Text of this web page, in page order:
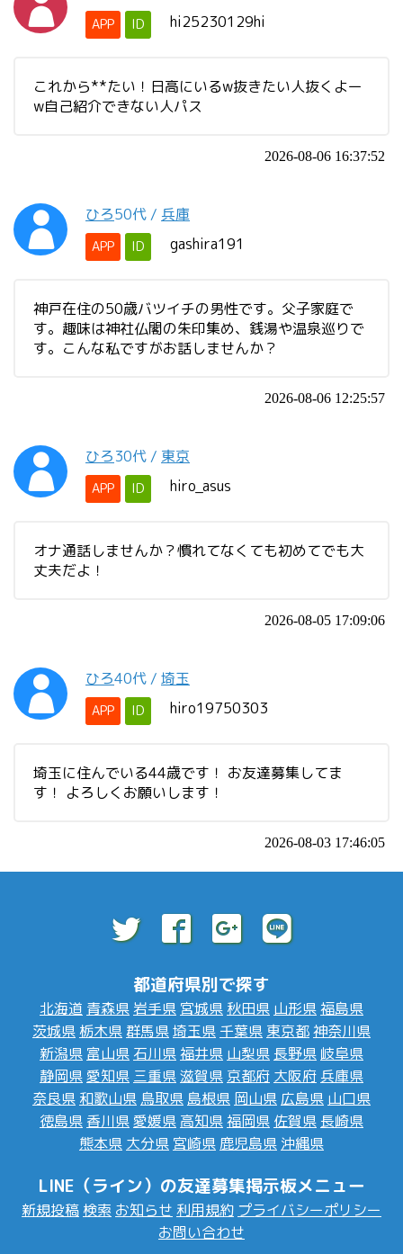
APP ID hi25230129hi
これから**たい！日高にいるw抜きたい人抜くよー
w自己紹介できない人パス
2026-08-06 16:37:52
ひろ50代 / 兵庫
APP ID gashira191
神戸在住の50歳バツイチの男性です。父子家庭で
す。趣味は神社仏閣の朱印集め、銭湯や温泉巡りで
す。こんな私ですがお話しませんか？
2026-08-06 12:25:57
ひろ30代 / 東京
APP ID hiro_asus
オナ通話しませんか？慣れてなくても初めてでも大
丈夫だよ！
2026-08-05 17:09:06
ひろ40代 / 埼玉
APP ID hiro19750303
埼玉に住んでいる44歳です！ お友達募集してま
す！ よろしくお願いします！
2026-08-03 17:46:05
都道府県別で探す
北海道 青森県 岩手県 宮城県 秋田県 山形県福島県
茨城県 栃木県群馬県埼玉県 千葉県 東京都神奈川県
新潟県 富山県 石川県福井県 山梨県 長野県 岐阜県
静岡県愛知県 三重県滋賀県 京都府 大阪府 兵庫県
奈良県 和歌山県 鳥取県 島根県 岡山県 広島県 山口県
徳島県 香川県愛媛県 高知県福岡県 佐賀県 長崎県
熊本県 大分県 宮崎県 鹿児島県 沖縄県
LINE（ライン）の友達募集掲示板メニュー
新規投稿 検索 お知らせ 利用規約 プライバシーポリシー
お問い合わせ